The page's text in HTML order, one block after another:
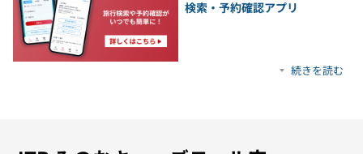
検索・予約確認アプリ
続きを読む